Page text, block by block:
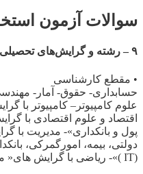
سوالات آزمون
۹ – رشته و گرایش‌های تحصیلی قابل پذیرش:
• مقطع کارشناسی
علوم کامپیوتر– کامپیوتر با
اقتصاد و علوم اقتصادی با
پول و بانکداری»- ‌مدیریت با
‌دولتی، بیمه، امورگمرکی،
(IT )»- ریاضی با گرایش های« محض- کاربردی»